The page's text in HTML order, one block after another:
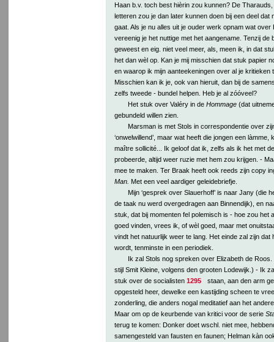
Haan b.v. toch best hièrin zou kunnen? De
letteren zou je dan later kunnen doen bij een deel dat
gaat. Als je nu alles uit je ouder werk opnam wat over
vereenig je het nuttige met het aangename. Tenzij de
geweest en eig. niet veel meer, als, meen ik, in dat
het dan wèl op. Kan je mij misschien dat stuk papier
en waarop ik mijn aanteekeningen over al je kritieken
Misschien kan ik je, ook van hieruit, dan bij de
zelfs tweede - bundel helpen. Heb je al zóóveel?
Het stuk over Valéry in de Hommage(dat
gebundeld willen zien.
Marsman is met Stols in correspondentie over
‘onwelwillend’, maar wat heeft die jongen een
maître sollicité... Ik geloof dat ik, zelfs als ik het met
probeerde, altijd weer ruzie met hem zou krijgen. -
mee te maken. Ter Braak heeft ook reeds zijn copy
Man. Met een veel aardiger geleidebriefje.
Mijn ‘gesprek over Slauerhoff’ is naar Jany (die
de taak nu werd overgedragen aan Binnendijk), en
stuk, dat bij momenten fel polemisch is - hoe zou het
goed vinden, vrees ik, of wèl goed, maar met
vindt het natuurlijk weer te lang. Het einde zal zijn dat
wordt, tenminste in een periodiek.
Ik zal Stols nog spreken over Elizabeth de
stijl Smit Kleine, volgens den grooten Lodewijk.) - Ik
stuk over de socialisten 1295
staan, aan den arm
opgesteld heer, dewelke een kastijding scheen te
zonderling, die anders nogal meditatief aan het
Maar om op de keurbende van kritici voor de serie
terug te komen: Donker doet wschl. niet mee,
samengesteld van fausten en faunen; Helman kàn